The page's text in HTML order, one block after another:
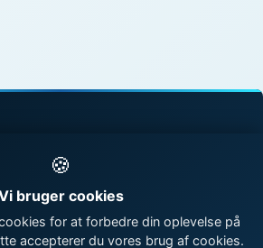
vragdatabase
| Om Vragguiden
🍪
bruger cookies
for at forbedre din oplevelse på
accepterer du vores brug af cookies.